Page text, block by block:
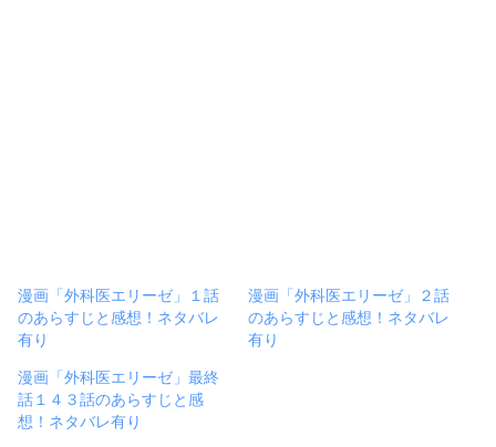
漫画「外科医エリーゼ」１話
のあらすじと感想！ネタバレ
有り
漫画「外科医エリーゼ」２話
のあらすじと感想！ネタバレ
有り
漫画「外科医エリーゼ」最終
話１４３話のあらすじと感
想！ネタバレ有り